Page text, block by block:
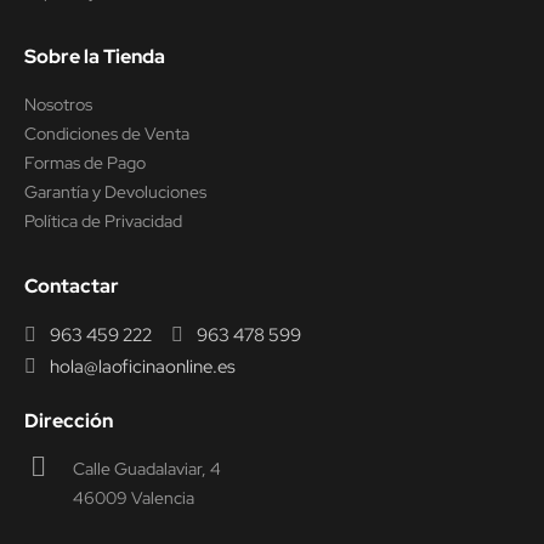
Sobre la Tienda
Nosotros
Condiciones de Venta
Formas de Pago
Garantía y Devoluciones
Política de Privacidad
Contactar
963 459 222
963 478 599
hola@laoficinaonline.es
Dirección
Calle Guadalaviar, 4
46009 Valencia